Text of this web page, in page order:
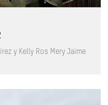
y Kelly Ros Mery Jaime